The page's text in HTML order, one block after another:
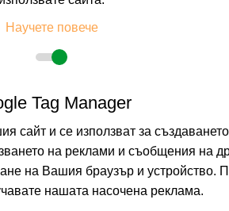
до 24.09 ГРИЙН
СОЗОПОЛ,
Научете повече
Tag Manager
сайт и се използват за
на реклами и съобщения на
на Вашия браузър и устройство.
нашата насочена реклама.